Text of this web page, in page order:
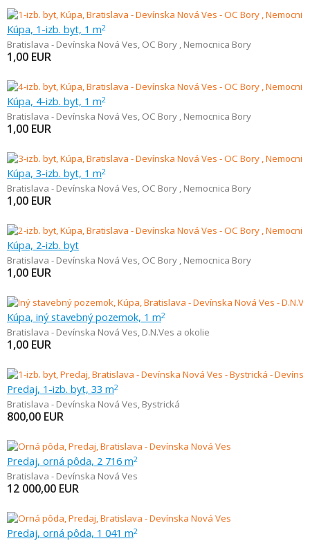
Kúpa, 1-izb. byt, 1 m2
Bratislava - Devínska Nová Ves, OC Bory , Nemocnica Bory
1,00 EUR
Kúpa, 4-izb. byt, 1 m2
Bratislava - Devínska Nová Ves, OC Bory , Nemocnica Bory
1,00 EUR
Kúpa, 3-izb. byt, 1 m2
Bratislava - Devínska Nová Ves, OC Bory , Nemocnica Bory
1,00 EUR
Kúpa, 2-izb. byt
Bratislava - Devínska Nová Ves, OC Bory , Nemocnica Bory
1,00 EUR
Kúpa, iný stavebný pozemok, 1 m2
Bratislava - Devínska Nová Ves, D.N.Ves a okolie
1,00 EUR
Predaj, 1-izb. byt, 33 m2
Bratislava - Devínska Nová Ves, Bystrická
800,00 EUR
Predaj, orná pôda, 2 716 m2
Bratislava - Devínska Nová Ves
12 000,00 EUR
Predaj, orná pôda, 1 041 m2